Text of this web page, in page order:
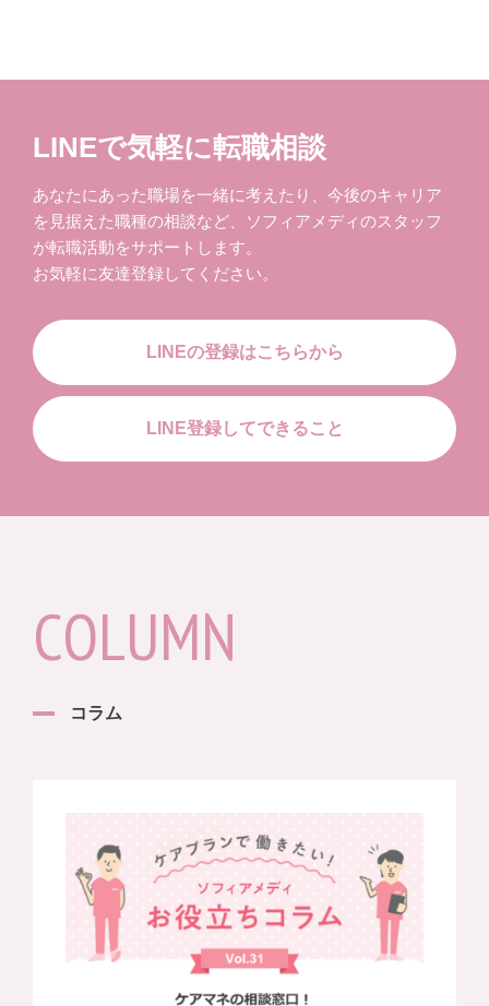
LINEで気軽に転職相談
あなたにあった職場を一緒に考えたり、今後のキャリア
を見据えた職種の相談など、ソフィアメディのスタッフ
が転職活動をサポートします。
お気軽に友達登録してください。
LINEの登録はこちらから
LINE登録してできること
コラム
COLUMN